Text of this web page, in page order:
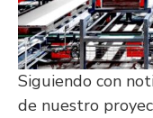
Siguiendo con
de nuestro